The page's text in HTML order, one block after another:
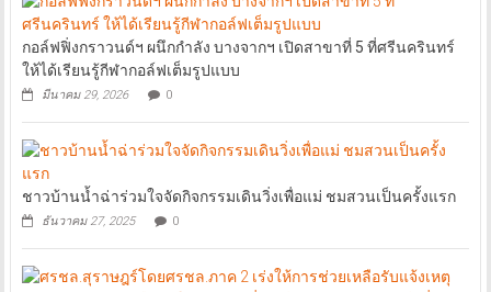
กอล์ฟฟิ่งกราวนด์ฯ ผนึกกำลัง บางจากฯ เปิดสาขาที่ 5 ที่ศรีนครินทร์
ให้ได้เรียนรู้กีฬากอล์ฟเต็มรูปแบบ
มีนาคม 29, 2026 0
ชาวบ้านน้ำฉ่าร่วมใจจัดกิจกรรมเดินวิ่งเพื่อแม่ ชมสวนเป็นครั้งแรก
ธันวาคม 27, 2025 0